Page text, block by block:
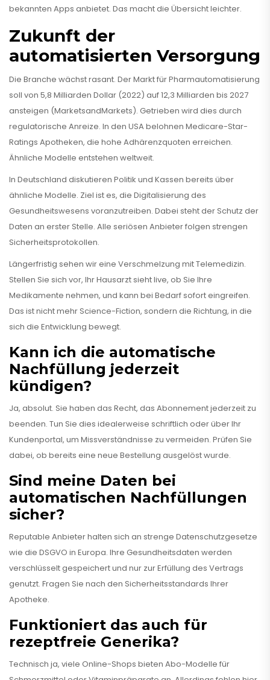
bekannten Apps anbietet. Das macht die Übersicht leichter.
Zukunft der
automatisierten Versorgung
Die Branche wächst rasant. Der Markt für Pharmautomatisierung
soll von 5,8 Milliarden Dollar (2022) auf 12,3 Milliarden bis 2027
ansteigen (MarketsandMarkets). Getrieben wird dies durch
regulatorische Anreize. In den USA belohnen Medicare-Star-
Ratings Apotheken, die hohe Adhärenzquoten erreichen.
Ähnliche Modelle entstehen weltweit.
In Deutschland diskutieren Politik und Kassen bereits über
ähnliche Modelle. Ziel ist es, die Digitalisierung des
Gesundheitswesens voranzutreiben. Dabei steht der Schutz der
Daten an erster Stelle. Alle seriösen Anbieter folgen strengen
Sicherheitsprotokollen.
Längerfristig sehen wir eine Verschmelzung mit Telemedizin.
Stellen Sie sich vor, Ihr Hausarzt sieht live, ob Sie Ihre
Medikamente nehmen, und kann bei Bedarf sofort eingreifen.
Das ist nicht mehr Science-Fiction, sondern die Richtung, in die
sich die Entwicklung bewegt.
Kann ich die automatische
Nachfüllung jederzeit
kündigen?
Ja, absolut. Sie haben das Recht, das Abonnement jederzeit zu
beenden. Tun Sie dies idealerweise schriftlich oder über Ihr
Kundenportal, um Missverständnisse zu vermeiden. Prüfen Sie
dabei, ob bereits eine neue Bestellung ausgelöst wurde.
Sind meine Daten bei
automatischen Nachfüllungen
sicher?
Reputable Anbieter halten sich an strenge Datenschutzgesetze
wie die DSGVO in Europa. Ihre Gesundheitsdaten werden
verschlüsselt gespeichert und nur zur Erfüllung des Vertrags
genutzt. Fragen Sie nach den Sicherheitsstandards Ihrer
Apotheke.
Funktioniert das auch für
rezeptfreie Generika?
Technisch ja, viele Online-Shops bieten Abo-Modelle für